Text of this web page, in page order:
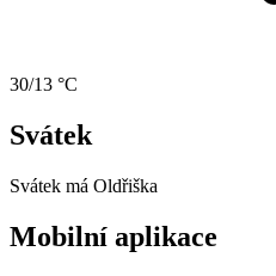
30/13 °C
Svátek
Svátek má Oldřiška
Mobilní aplikace